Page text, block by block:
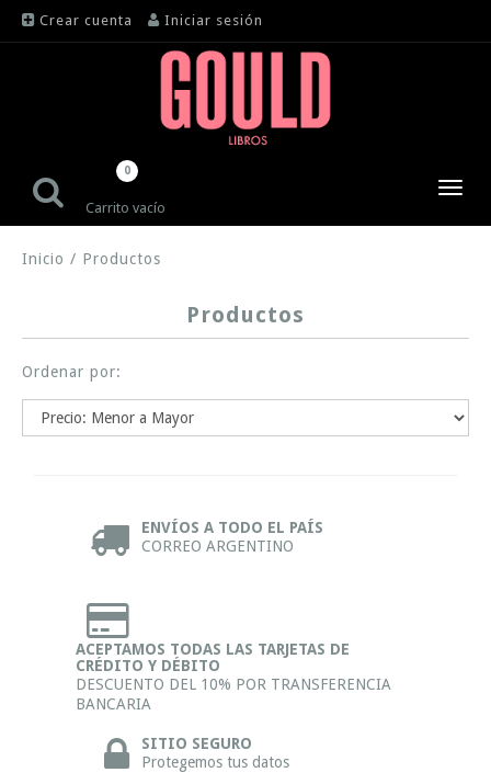
Crear cuenta Iniciar sesión
Carrito vacío
0
Inicio / Productos
Productos
Ordenar por:
ENVÍOS A TODO EL PAÍS
CORREO ARGENTINO
ACEPTAMOS TODAS LAS TARJETAS DE
CRÉDITO Y DÉBITO
DESCUENTO DEL 10% POR TRANSFERENCIA
BANCARIA
SITIO SEGURO
Protegemos tus datos